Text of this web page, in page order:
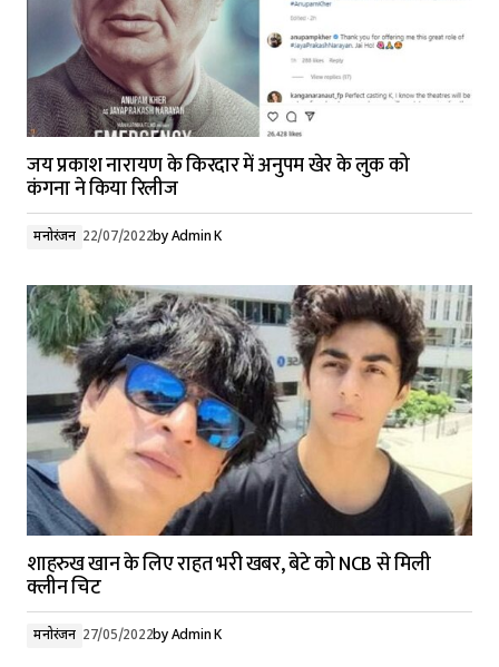
जय प्रकाश नारायण के किरदार में अनुपम खेर के लुक को
कंगना ने किया रिलीज
मनोरंजन 22/07/2022byAdmin K
शाहरुख खान के लिए राहत भरी खबर, बेटे को NCB से मिली
क्लीन चिट
मनोरंजन 27/05/2022byAdmin K